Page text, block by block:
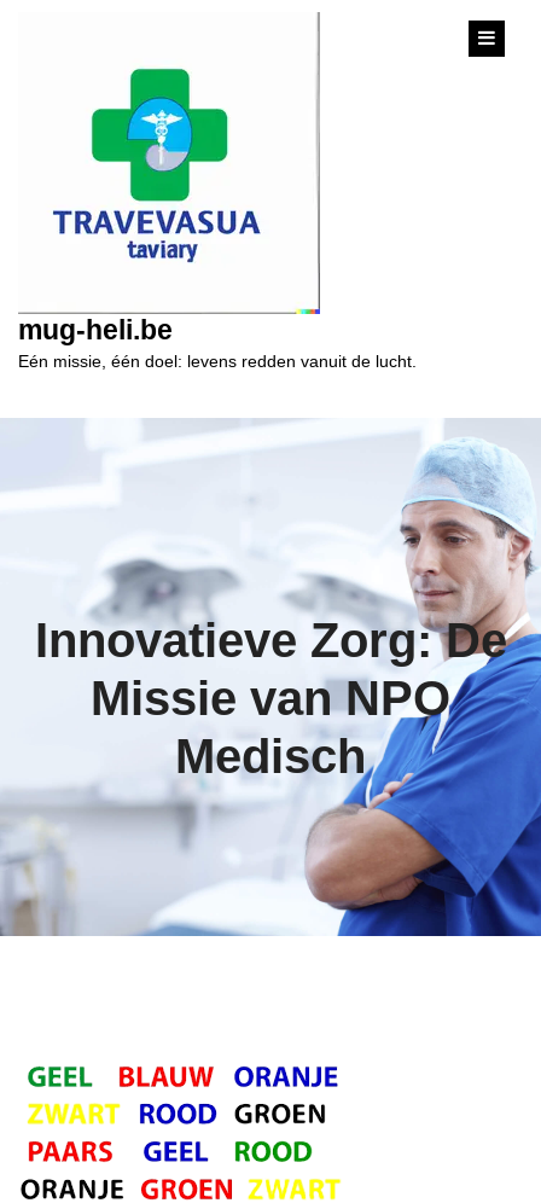
mug-heli.be
Eén missie, één doel: levens redden vanuit de lucht.
Innovatieve Zorg: De
Missie van NPO
Medisch